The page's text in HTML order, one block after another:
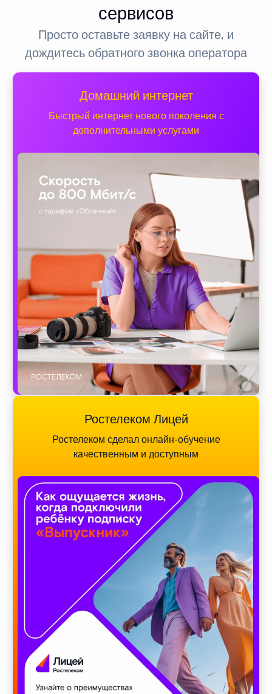
сервисов
Просто оставьте заявку на сайте, и
дождитесь обратного звонка оператора
Домашний интернет
Быстрый интернет нового поколения с
дополнительными услугами
Ростелеком Лицей
Ростелеком сделал онлайн-обучение
качественным и доступным